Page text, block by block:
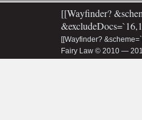
[[Wayfinder?
[[Wayfinder?
Fairy Law © 2010 —